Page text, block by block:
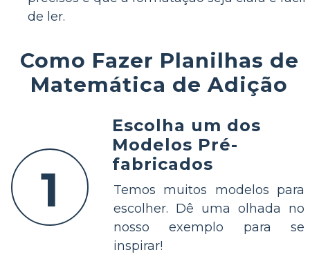
de ler.
Como Fazer Planilhas de
Matemática de Adição
1
Escolha um dos
Modelos Pré-
fabricados
Temos muitos modelos para
escolher. Dê uma olhada no
nosso exemplo para se
inspirar!